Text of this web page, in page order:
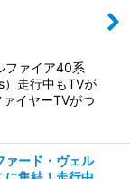
ファイア40系
）走行中もTVが
イヤーTVがつ
ァード・ヴェル